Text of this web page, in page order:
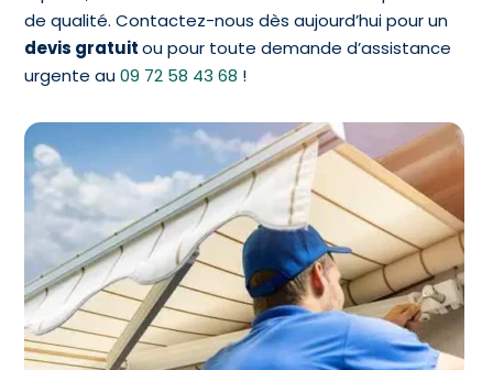
de qualité. Contactez-nous dès aujourd’hui pour un
devis gratuitou pour toute demande d’assistance
urgente au09 72 58 43 68 !